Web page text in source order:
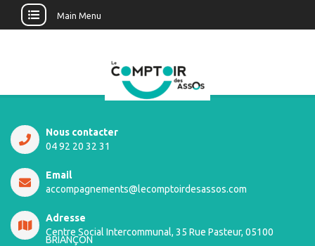
Main Menu
Nous contacter
04 92 20 32 31
Email
accompagnements@lecomptoirdesassos.com
Adresse
Centre Social Intercommunal, 35 Rue Pasteur, 05100
BRIANÇON